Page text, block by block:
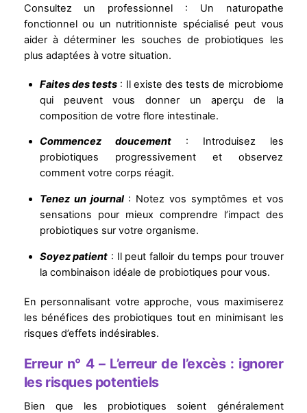
Consultez un professionnel : Un naturopathe
fonctionnel ou un nutritionniste spécialisé peut vous
aider à déterminer les souches de probiotiques les
plus adaptées à votre situation.
Faites des tests : Il existe des tests de microbiome
qui peuvent vous donner un aperçu de la
composition de votre flore intestinale.
Commencez doucement: Introduisez les
probiotiques progressivement et observez
comment votre corps réagit.
Tenez un journal: Notez vos symptômes et vos
sensations pour mieux comprendre l’impact des
probiotiques sur votre organisme.
Soyez patient : Il peut falloir du temps pour trouver
la combinaison idéale de probiotiques pour vous.
En personnalisant votre approche, vous maximiserez
les bénéfices des probiotiques tout en minimisant les
risques d’effets indésirables.
Erreur n° 4 – L’erreur de l’excès : ignorer
les risques potentiels
Bien que les probiotiques soient généralement